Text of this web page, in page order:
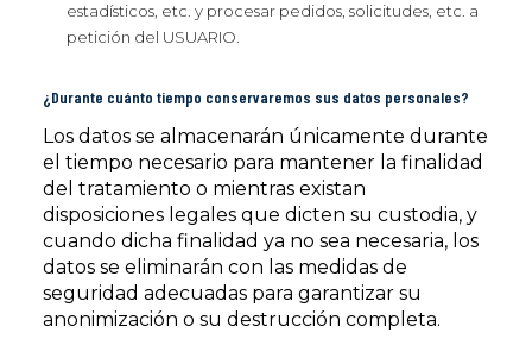
estadísticos, etc. y procesar pedidos, solicitudes, etc. a
petición del USUARIO.
¿Durante cuánto tiempo conservaremos sus datos personales?
Los datos se almacenarán únicamente durante
el tiempo necesario para mantener la finalidad
del tratamiento o mientras existan
disposiciones legales que dicten su custodia, y
cuando dicha finalidad ya no sea necesaria, los
datos se eliminarán con las medidas de
seguridad adecuadas para garantizar su
anonimización o su destrucción completa.